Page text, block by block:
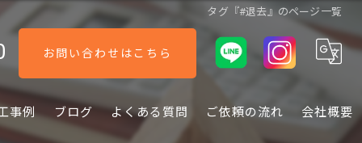
タグ『#退去』のページ一覧
お問い合わせはこちら
事例 ブログ よくある質問 ご依頼の流れ 会社概要